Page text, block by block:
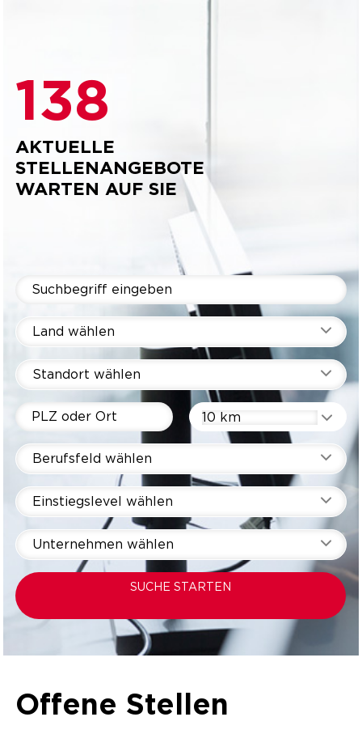
138
AKTUELLE
STELLENANGEBOTE
WARTEN AUF SIE
Land wählen
Standort wählen
10 km
Berufsfeld wählen
Einstiegslevel wählen
Unternehmen wählen
SUCHE STARTEN
Offene Stellen